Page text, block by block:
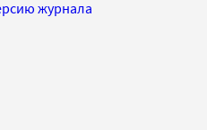
журнала